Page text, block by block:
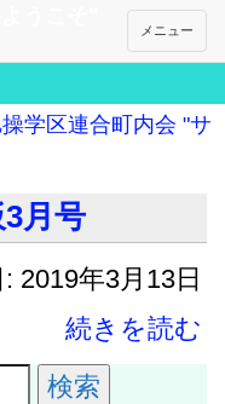
メニュー
学区連合町内会 "サ
月号
2019年3月13日
続きを読む